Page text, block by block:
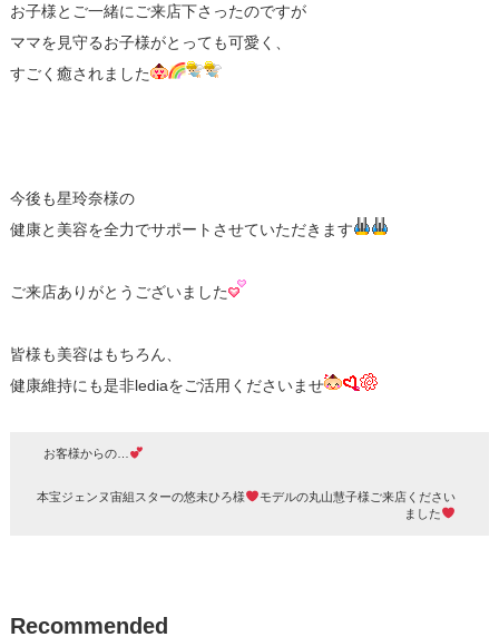
お子様とご一緒にご来店下さったのですが
ママを見守るお子様がとっても可愛く、
すごく癒されました
今後も星玲奈様の
健康と美容を全力でサポートさせていただきます
ご来店ありがとうございました
皆様も美容はもちろん、
健康維持にも是非lediaをご活用くださいませ
お客様からの…
本宝ジェンヌ宙組スターの悠未ひろ様
モデルの丸山慧子様ご来店ください
ました
Recommended